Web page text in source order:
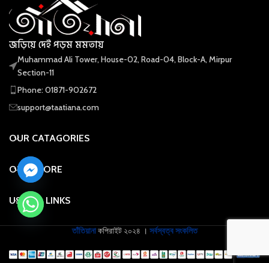
জড়িয়ে দেই পড়ম মমতায়
Muhammad Ali Tower, House-02, Road-04, Block-A, Mirpur
Section-11
Phone: 01871-902672
support@taatiana.com
OUR CATAGORIES
OUR STORE
USEFUL LINKS
তাঁতিয়ানাকপিরাইট২০২৪ । সর্বস্বত্ব সংকলিত